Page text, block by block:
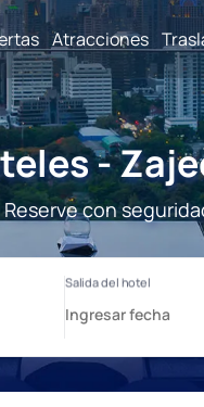
Atracciones
-
con